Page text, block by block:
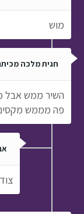
מוש
חגית מלכה
השיר ממש אבל
פה מממש מקסים